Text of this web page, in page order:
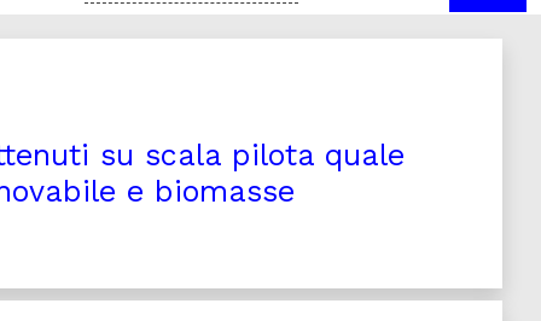
su scala pilota quale
e biomasse